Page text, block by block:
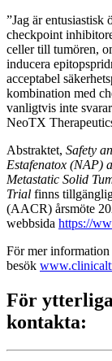
”Jag är entusiastisk
checkpoint
celler till tumören,
inducera
acceptabel
kombination med
vanligtvis inte
NeoTX
Abstraktet, Safety
Estafenatox (NAP)
Metastatic Solid
Trial finns
(AACR) årsmöte
webbsida https://
För mer information
besök
För
kontakta: